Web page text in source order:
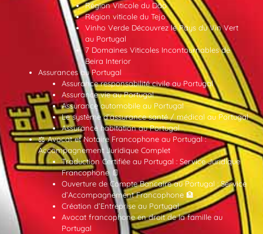
Région Viticole du Dão
Région viticole du Tejo
Vinho Verde Découvrez le Pays du Vin Vert
au Portugal
7 Domaines Viticoles Incontournables de
Beira Interior
Assurances au Portugal
Assurance responsabilité civile au Portugal
Assurance vie au Portugal
Assurance automobile au Portugal
Le système d’assurance santé / médical au Portugal
Assurance habitation au Portugal
⚖️ Avocat et Notaire Francophone au Portugal :
Accompagnement Juridique Complet
Traduction Certifiée au Portugal : Service Juridique
Francophone 📄
Ouverture de Compte Bancaire au Portugal : Service
d’Accompagnement Francophone 🏦
Création d’Entreprise au Portugal
Avocat francophone en droit de la famille au
Portugal